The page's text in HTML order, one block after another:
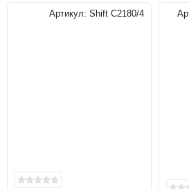
Артикул: Shift C2180/4